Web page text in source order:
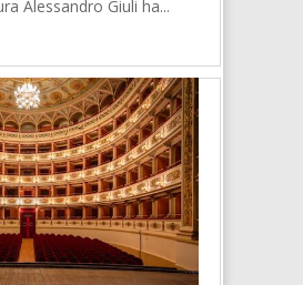
Alessandro Giuli ha...